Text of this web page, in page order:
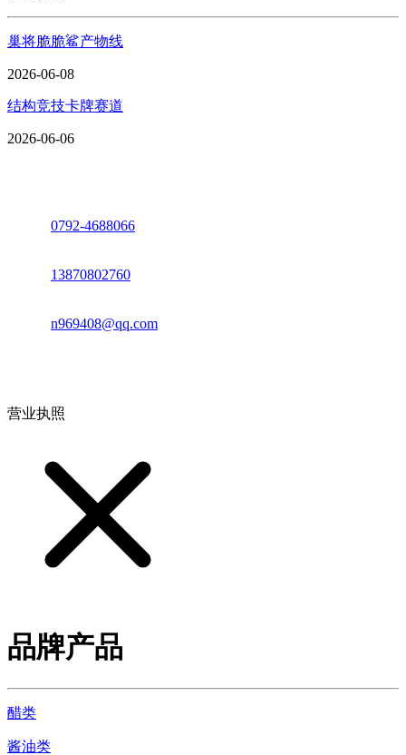
巢将脆脆鲨产物线
2026-06-08
结构竞技卡牌赛道
2026-06-06
0792-4688066
13870802760
n969408@qq.com
营业执照
品牌产品
醋类
酱油类